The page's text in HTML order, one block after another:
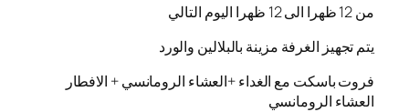
من 12 ظهرا الى 12 ظهرا اليوم التالي
يتم تجهيز الغرفة مزينة بالبلالين والورد
فروت باسكت مع الغداء +العشاء الرومانسي + الافطار
العشاء الرومانسي